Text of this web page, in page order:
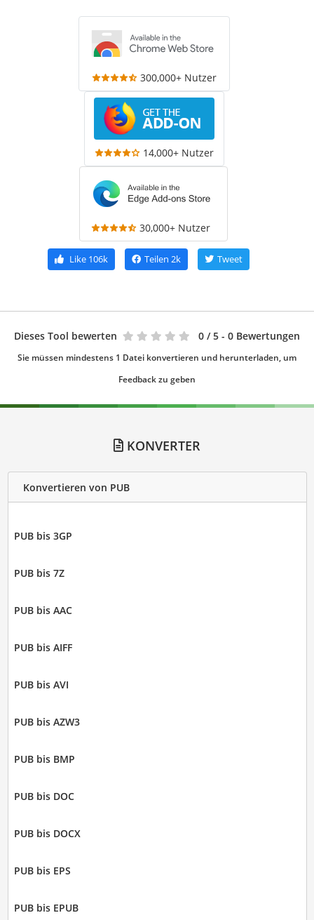
300,000+ Nutzer
14,000+ Nutzer
30,000+ Nutzer
Like 106k Teilen 2k Tweet
Dieses Tool bewerten 0 / 5 - 0 Bewertungen
Sie müssen mindestens 1 Datei konvertieren und herunterladen, um
Feedback zu geben
KONVERTER
Konvertieren von PUB
PUB bis 3GP
PUB bis 7Z
PUB bis AAC
PUB bis AIFF
PUB bis AVI
PUB bis AZW3
PUB bis BMP
PUB bis DOC
PUB bis DOCX
PUB bis EPS
PUB bis EPUB